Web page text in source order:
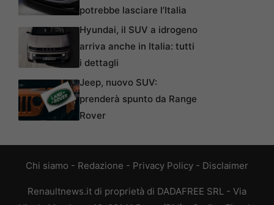
potrebbe lasciare l’Italia
Hyundai, il SUV a idrogeno
arriva anche in Italia: tutti
i dettagli
Jeep, nuovo SUV:
prenderà spunto da Range
Rover
Chi siamo - Redazione - Privacy Policy - Disclaimer
Renaultnews.it di proprietà di DADAFREE SRL - Via